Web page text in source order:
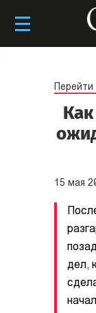
Перейти
15 мая
дел,